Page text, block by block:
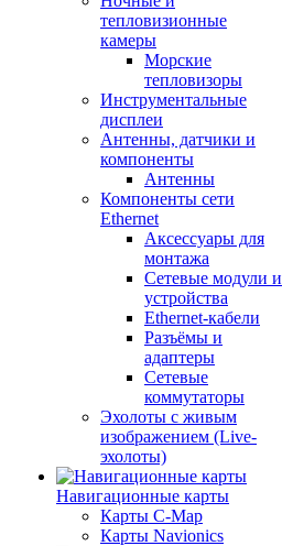
тепловизионные
камеры
Морские
тепловизоры
Инструментальные
дисплеи
Антенны, датчики и
компоненты
Антенны
Компоненты сети
Ethernet
Аксессуары для
монтажа
Сетевые модули и
устройства
Ethernet-кабели
Разъёмы и
адаптеры
Сетевые
коммутаторы
Эхолоты с живым
изображением (Live-
эхолоты)
Навигационные карты
Карты C-Map
Карты Navionics